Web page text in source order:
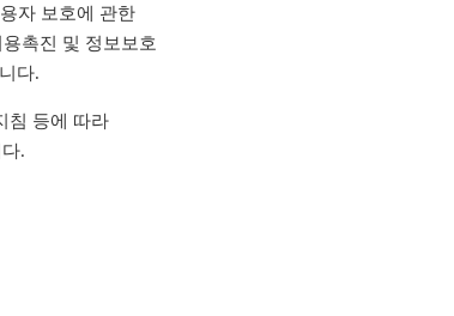
자 보호에 관한
촉진 및 정보보호
다.
침 등에 따라
.